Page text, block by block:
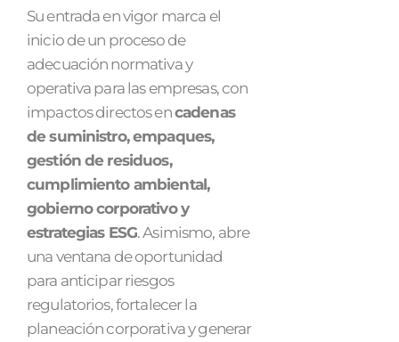
Su entrada en vigor marca el
inicio de un proceso de
adecuación normativa y
operativa para las empresas, con
impactos directos encadenas
de suministro, empaques,
gestión de residuos,
cumplimiento ambiental,
gobierno corporativo y
estrategias ESG. Asimismo, abre
una ventana de oportunidad
para anticipar riesgos
regulatorios, fortalecer la
planeación corporativa y generar